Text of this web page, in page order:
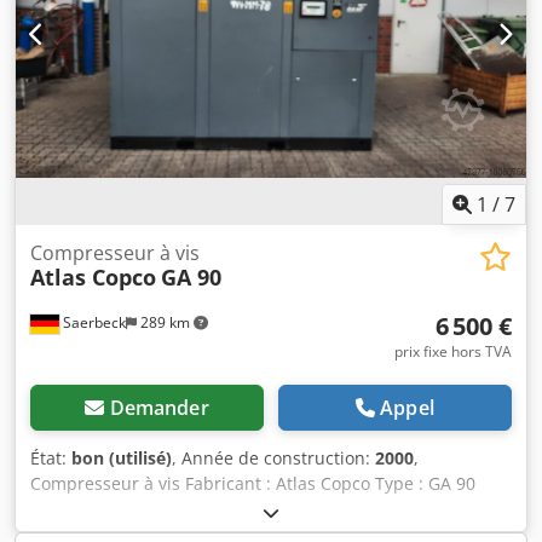
1 /7
Saerbeck 289 km
Compresseur à vis
Atlas Copco GA 90
6 500 €
prix fixe hors TVA
Demander Appel
État: bon (utilisé), Année de construction: 2000,
Compresseur à vis Fabricant : Atlas Copco Type : GA 90
Année de construction : 2000 Puissance : 94 kW Pression
max : 10 bar Vitesse de rotation : 1.487 tr/min Dodjvi E